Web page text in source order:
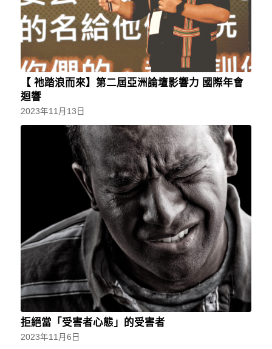
【 祂踏浪而來】第二屆亞洲論壇影響力 國際年會
迴響
2023年11月13日
拒絕當「受害者心態」的受害者
2023年11月6日